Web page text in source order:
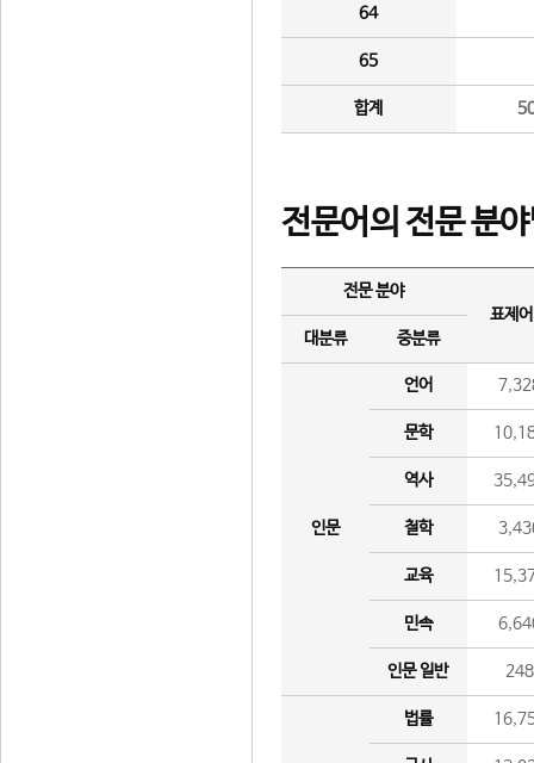
64
65
합계
전문어의 전문 분
전문 분야
표제
대분류
중분류
인문
언어
문학
역사
철학
교육
민속
인문 일반 248
법률